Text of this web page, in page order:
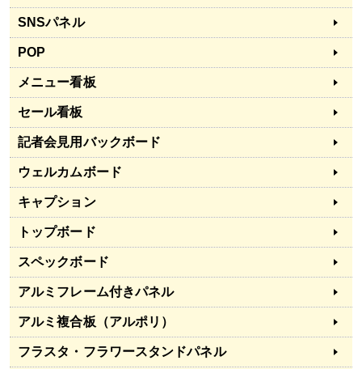
SNSパネル
POP
メニュー看板
セール看板
記者会見用バックボード
ウェルカムボード
キャプション
トップボード
スペックボード
アルミフレーム付きパネル
アルミ複合板（アルポリ）
フラスタ・フラワースタンドパネル